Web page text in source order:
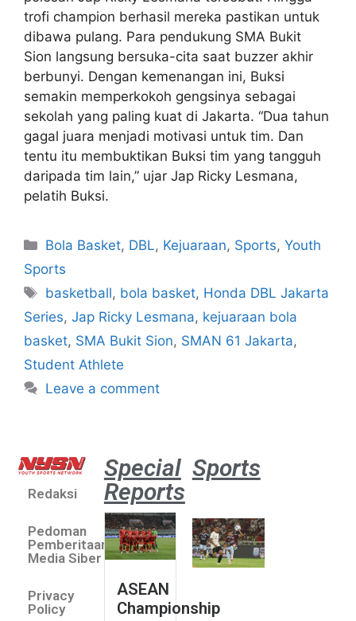
trofi champion berhasil mereka pastikan untuk
dibawa pulang. Para pendukung SMA Bukit
Sion langsung bersuka-cita saat buzzer akhir
berbunyi. Dengan kemenangan ini, Buksi
semakin memperkokoh gengsinya sebagai
sekolah yang paling kuat di Jakarta. “Dua tahun
gagal juara menjadi motivasi untuk tim. Dan
tentu itu membuktikan Buksi tim yang tangguh
daripada tim lain,” ujar Jap Ricky Lesmana,
pelatih Buksi.
Bola Basket, DBL, Kejuaraan, Sports,Youth
Sports
basketball, bola basket, Honda DBL Jakarta
Series, Jap Ricky Lesmana, kejuaraan bola
basket, SMA Bukit Sion, SMAN 61 Jakarta,
Student Athlete
Leave a comment
Redaksi
Pedoman
Pemberitaan
Media Siber
Privacy
Policy
Special
Reports
ASEAN
Championship
Sports